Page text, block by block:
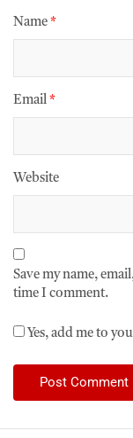
Name *
Email *
Website
Save my name,
time I comment.
Yes, add me to